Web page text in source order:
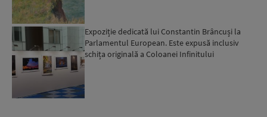
Expoziție dedicată lui Constantin Brâncuși la
Parlamentul European. Este expusă inclusiv
schița originală a Coloanei Infinitului